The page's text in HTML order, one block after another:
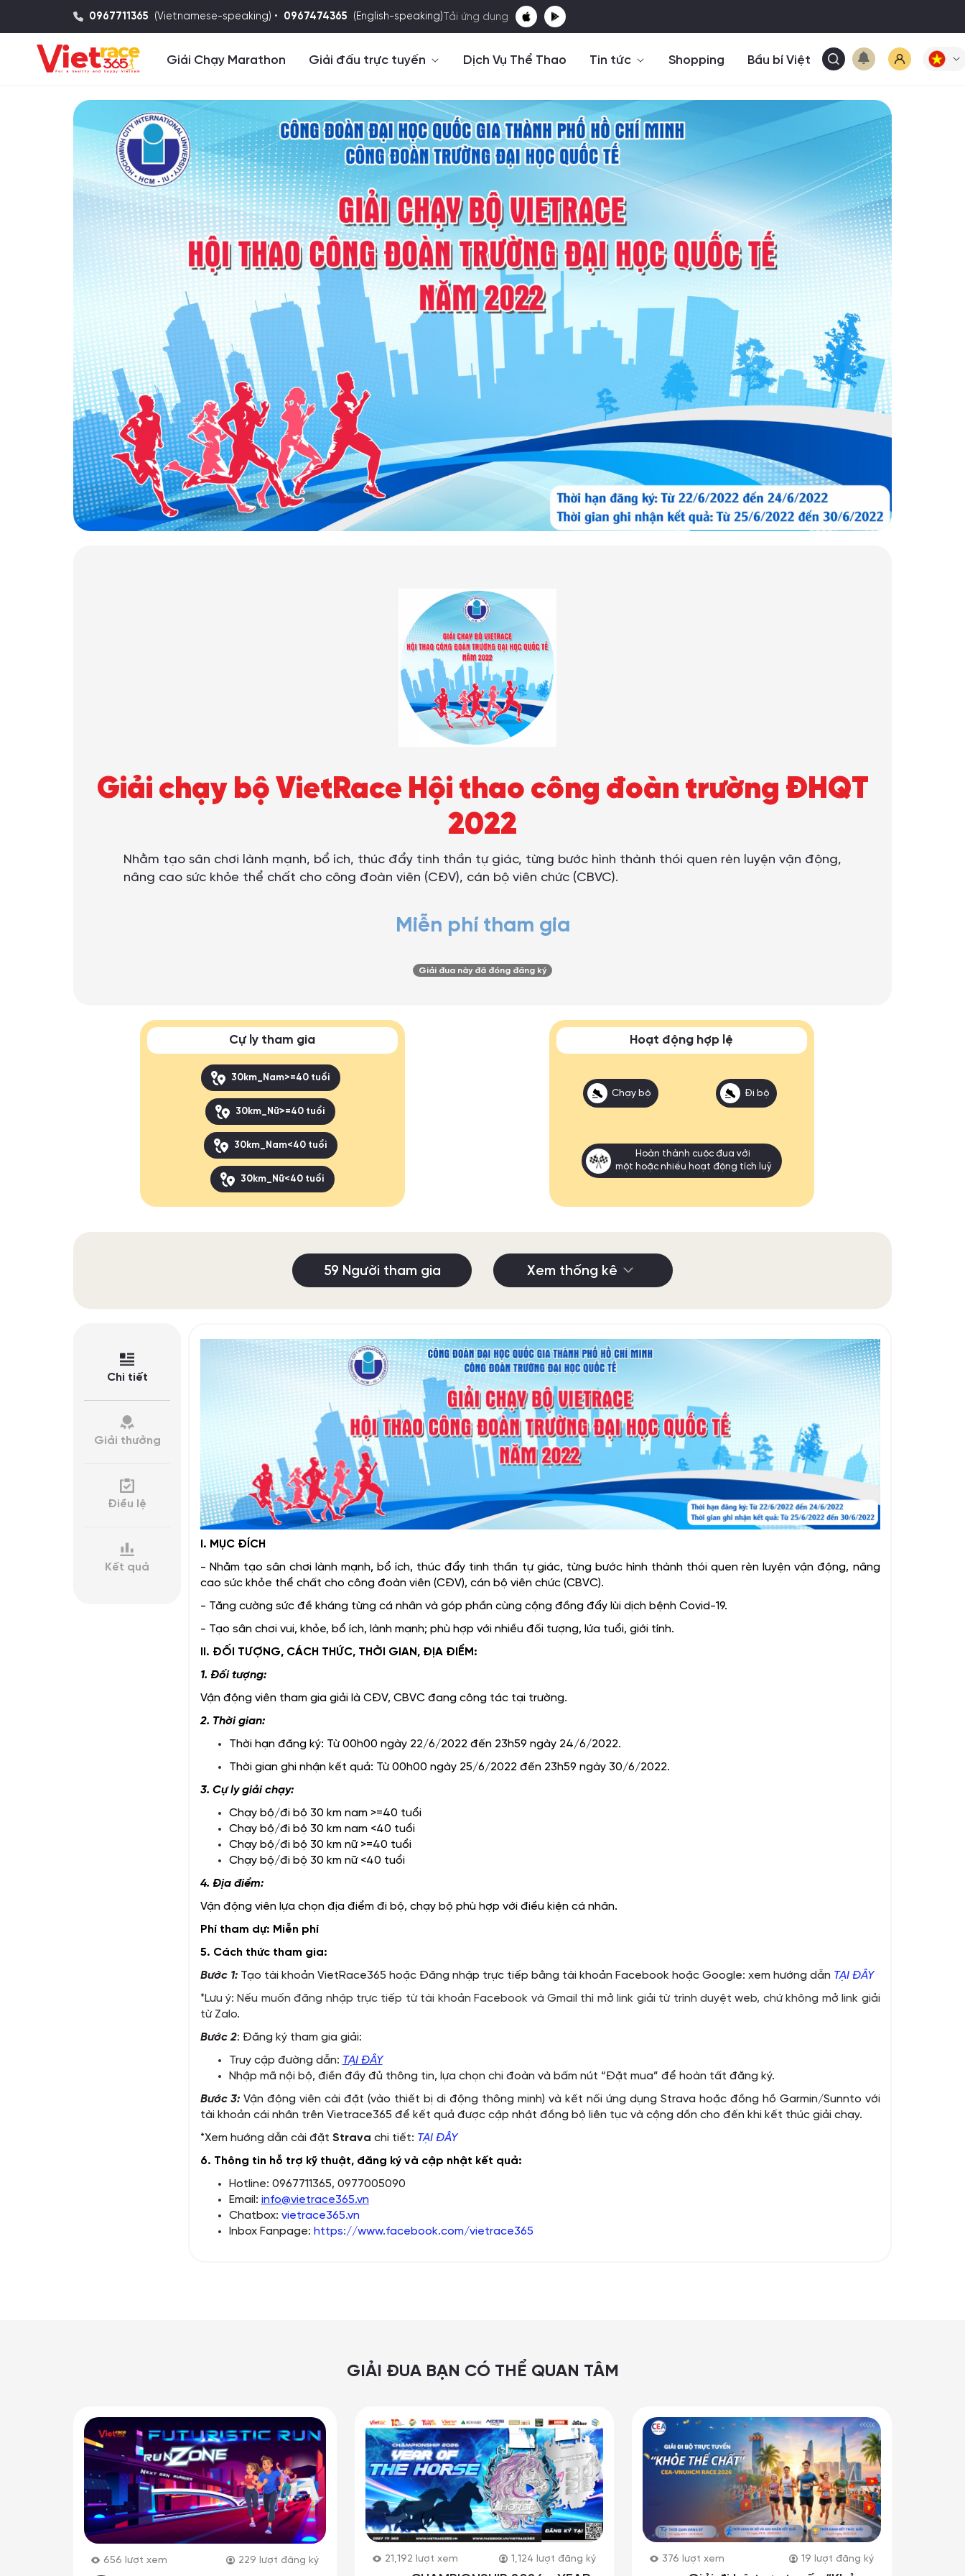
0967711365 (Vietnamese-speaking) • 0967474365 (English-speaking) Tải ứng dụng
Giải Chạy Marathon Giải đấu trực tuyến Dịch Vụ Thể Thao Tin tức Shopping Bầu bí Việt
Giải chạy bộ VietRace Hội thao công đoàn trường ĐHQT
2022
Nhằm tạo sân chơi lành mạnh, bổ ích, thúc đẩy tinh thần tự giác, từng bước hình thành thói quen rèn luyện vận động,
nâng cao sức khỏe thể chất cho công đoàn viên (CĐV), cán bộ viên chức (CBVC).
Miễn phí tham gia
Giải đua này đã đóng đăng ký
Cự ly tham gia
30km_Nam>=40 tuổi
30km_Nữ>=40 tuổi
30km_Nam<40 tuổi
30km_Nữ<40 tuổi
Hoạt động hợp lệ
Chạy bộ Đi bộ
Hoàn thành cuộc đua với
một hoặc nhiều hoạt động tích luỹ
59 Người tham gia Xem thống kê
Chi tiết
Giải thưởng
Điều lệ
Kết quả
I. MỤC ĐÍCH
- Nhằm tạo sân chơi lành mạnh, bổ ích, thúc đẩy tinh thần tự giác, từng bước hình thành thói quen rèn luyện vận động, nâng
cao sức khỏe thể chất cho công đoàn viên (CĐV), cán bộ viên chức (CBVC).
- Tăng cường sức đề kháng từng cá nhân và góp phần cùng cộng đồng đẩy lùi dịch bệnh Covid-19.
- Tạo sân chơi vui, khỏe, bổ ích, lành mạnh; phù hợp với nhiều đối tượng, lứa tuổi, giới tính.
II. ĐỐI TƯỢNG, CÁCH THỨC, THỜI GIAN, ĐỊA ĐIỂM:
1. Đối tượng:
Vận động viên tham gia giải là CĐV, CBVC đang công tác tại trường.
2. Thời gian:
Thời hạn đăng ký: Từ 00h00 ngày 22/6/2022 đến 23h59 ngày 24/6/2022.
Thời gian ghi nhận kết quả: Từ 00h00 ngày 25/6/2022 đến 23h59 ngày 30/6/2022.
3. Cự ly giải chạy:
Chạy bộ/đi bộ 30 km nam >=40 tuổi
Chạy bộ/đi bộ 30 km nam <40 tuổi
Chạy bộ/đi bộ 30 km nữ >=40 tuổi
Chạy bộ/đi bộ 30 km nữ <40 tuổi
4. Địa điểm:
Vận động viên lựa chọn địa điểm đi bộ, chạy bộ phù hợp với điều kiện cá nhân.
Phí tham dự: Miễn phí
5. Cách thức tham gia:
Bước 1: Tạo tài khoản VietRace365 hoặc Đăng nhập trực tiếp bằng tài khoản Facebook hoặc Google: xem hướng dẫn TẠI ĐÂY
*Lưu ý: Nếu muốn đăng nhập trực tiếp từ tài khoản Facebook và Gmail thì mở link giải từ trình duyệt web, chứ không mở link giải
từ Zalo.
Bước 2: Đăng ký tham gia giải:
Truy cập đường dẫn: TẠI ĐÂY
Nhập mã nội bộ, điền đầy đủ thông tin, lựa chọn chi đoàn và bấm nút “Đặt mua” để hoàn tất đăng ký.
Bước 3: Vận động viên cài đặt (vào thiết bị di động thông minh) và kết nối ứng dụng Strava hoặc đồng hồ Garmin/Sunnto với
tài khoản cái nhân trên Vietrace365 để kết quả được cập nhật đồng bộ liên tục và cộng dồn cho đến khi kết thúc giải chạy.
*Xem hướng dẫn cài đặt Strava chi tiết: TẠI ĐÂY
6. Thông tin hỗ trợ kỹ thuật, đăng ký và cập nhật kết quả:
Hotline: 0967711365, 0977005090
Email: info@vietrace365.vn
Chatbox: vietrace365.vn
Inbox Fanpage: https://www.facebook.com/vietrace365
GIẢI ĐUA BẠN CÓ THỂ QUAN TÂM
656 lượt xem 229 lượt đăng ký 21,192 lượt xem 1,124 lượt đăng ký 376 lượt xem 19 lượt đăng ký